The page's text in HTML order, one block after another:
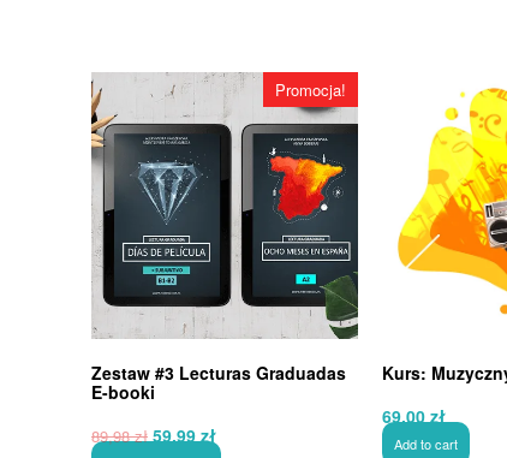
Promocja!
Zestaw #3 Lecturas Graduadas
E-booki
89,98zł Pierwotna
59,99 złAktualna
cena
Kurs:
69,00zł
Add to cart